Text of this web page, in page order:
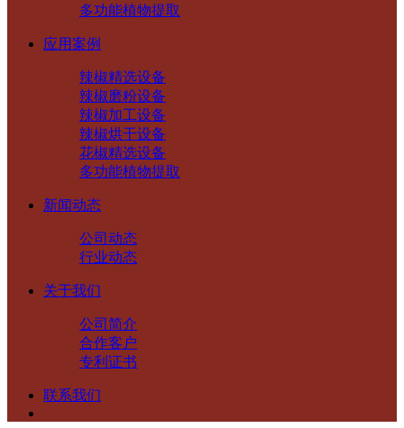
多功能植物提取
应用案例
辣椒精选设备
辣椒磨粉设备
辣椒加工设备
辣椒烘干设备
花椒精选设备
多功能植物提取
新闻动态
公司动态
行业动态
关于我们
公司简介
合作客户
专利证书
联系我们